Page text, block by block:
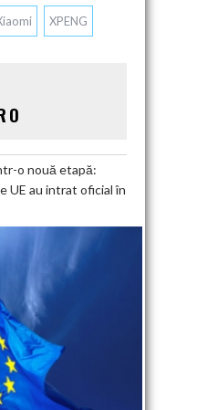
XPENG
o nouă etapă:
UE au intrat oficial în